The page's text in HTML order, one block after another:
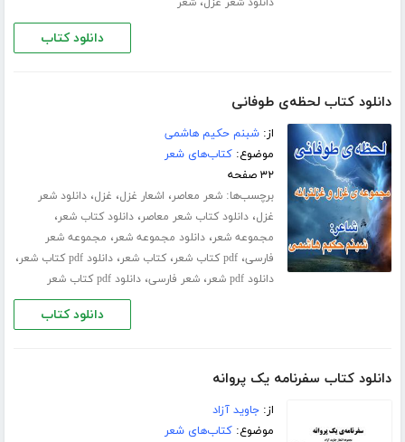
دانلود کتاب
دانلود کتاب لحظه‌ی طوفانی
از:شبنم حکیم هاشمی
موضوع:کتاب‌های شعر
۳۲ صفحه
برچسب‌ها:شعر معاصر، اشعار غزل، غزل،دانلود شعر
غزل،دانلود کتاب شعر معاصر،دانلود کتاب شعر،
مجموعه شعر،دانلود مجموعه شعر، مجموعه شعر
فارسی،pdf کتاب شعر ،کتاب شعر،دانلود pdf کتاب شعر ،
دانلود pdf شعر ،شعر فارسی،دانلود pdf کتاب شعر
دانلود کتاب
دانلود کتاب سفرنامه‌ یک پروانه
از:جاوید آزاد
موضوع:کتاب‌های شعر